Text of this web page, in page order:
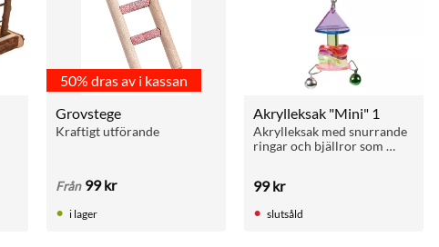
50% dras av i kassan
Grovstege
Kraftigt utförande
Från 99kr
i lager
Akrylleksak "Mini" 1
Akrylleksak med snurrande
ringar och bjällror som
burfåglar.
99kr
slutsåld